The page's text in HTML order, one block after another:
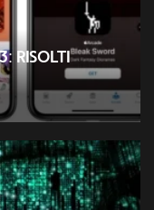
risolti